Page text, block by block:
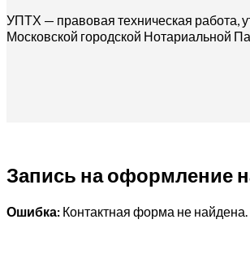
УПТХ — правовая техническая работа,
Московской городской Нотариальной
Запись на оформление
Ошибка: Контактная форма не найдена.